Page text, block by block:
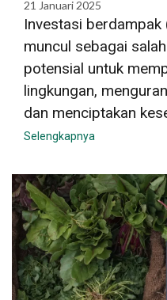
21 Januari 2025
Investasi
muncul sebagai
potensial untuk
lingkungan,
dan menciptakan
Selengkapnya